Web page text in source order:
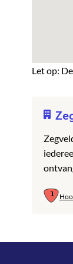
Let op: